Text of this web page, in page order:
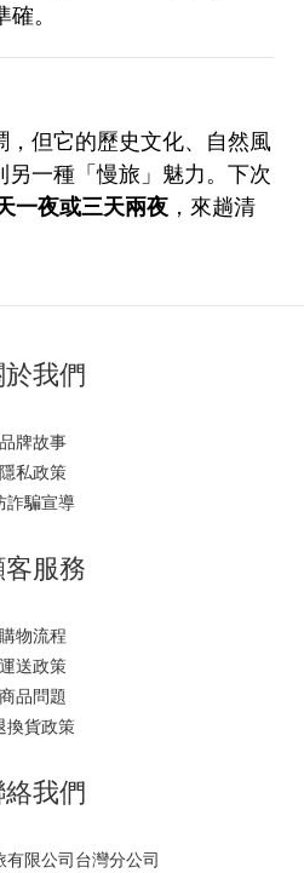
。
但它的歷史文化、自然風
一種「慢旅」魅力。下次
一夜或三天兩夜，來趟清
我們
品牌故事
隱私政策
詐騙宣導
服務
購物流程
運送政策
商品問題
換貨政策
我們
限公司台灣分公司